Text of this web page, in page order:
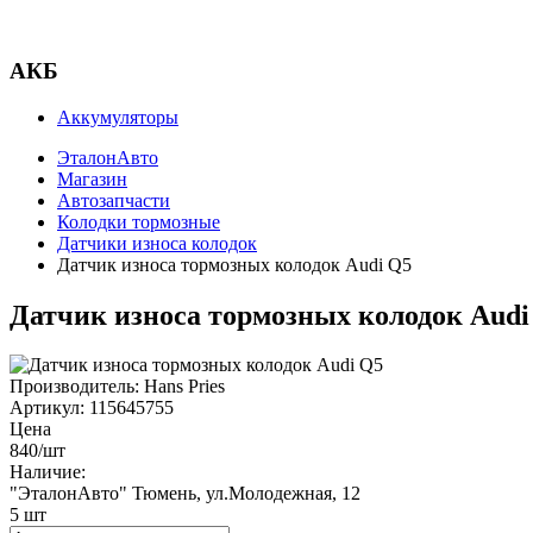
АКБ
Аккумуляторы
ЭталонАвто
Магазин
Автозапчасти
Колодки тормозные
Датчики износа колодок
Датчик износа тормозных колодок Audi Q5
Датчик износа тормозных колодок
Производитель: Hans Pries
Артикул: 115645755
Цена
840/шт
Наличие:
"ЭталонАвто" Тюмень, ул.Молодежная, 12
5 шт